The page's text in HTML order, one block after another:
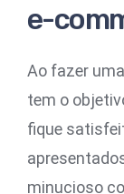
e-
Ao fazer
tem o
fique
minucioso